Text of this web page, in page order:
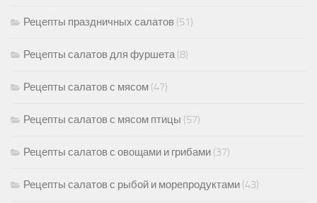
Рецепты праздничных салатов (51)
Рецепты салатов для фуршета(8)
Рецепты салатов с мясом (47)
Рецепты салатов с мясом птицы (57)
Рецепты салатов с овощами и грибами (37)
Рецепты салатов с рыбой и морепродуктами (43)